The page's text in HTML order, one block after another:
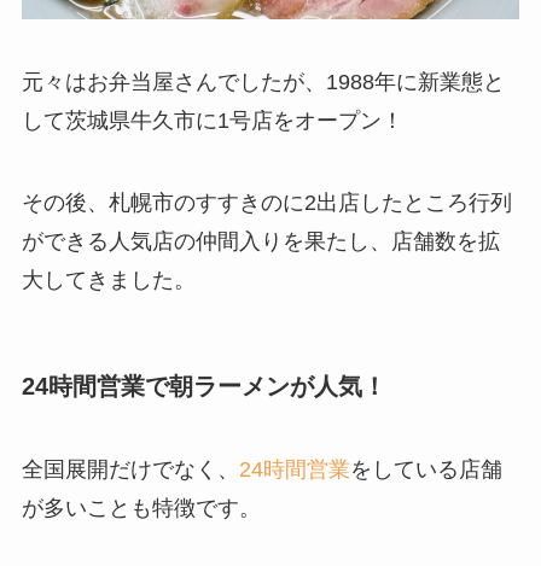
元々はお弁当屋さんでしたが、1988年に新業態と
して茨城県牛久市に1号店をオープン！
その後、札幌市のすすきのに2出店したところ行列
ができる人気店の仲間入りを果たし、店舗数を拡
大してきました。
24時間営業で朝ラーメンが人気！
全国展開だけでなく、 24時間営業をしている店舗
が多いことも特徴です。